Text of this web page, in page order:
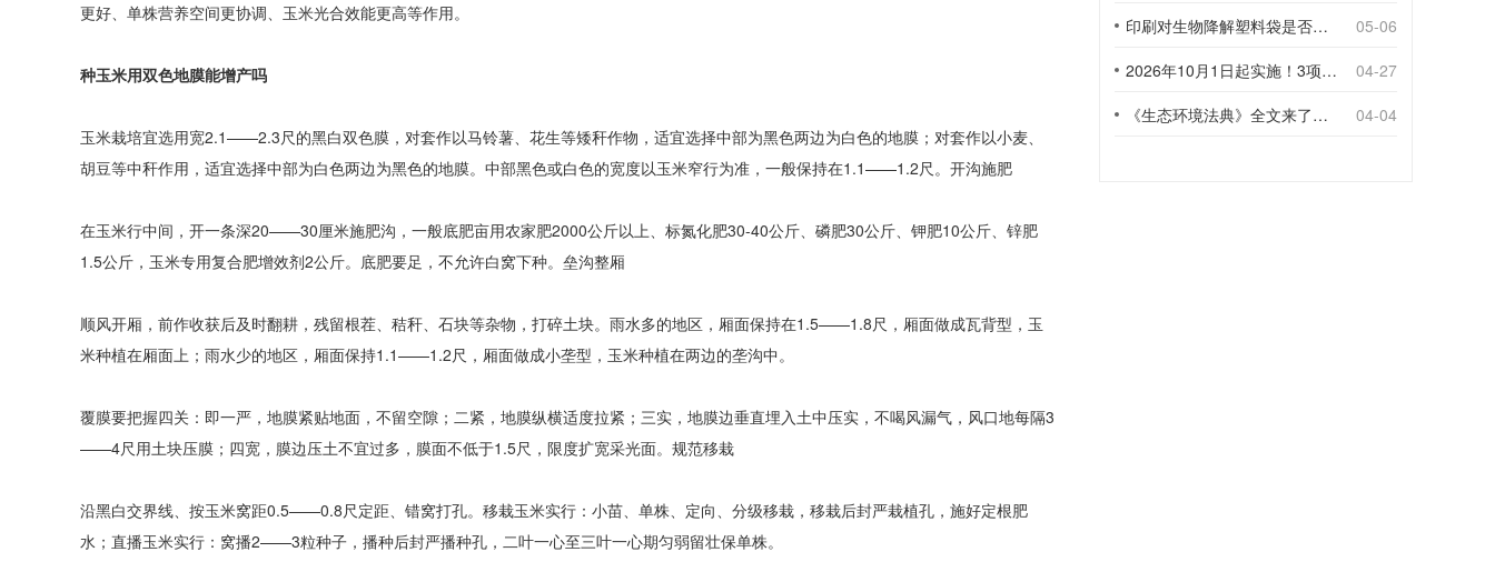
更好、单株营养空间更协调、玉米光合效能更高等作用。
种玉米用双色地膜能增产吗
玉米栽培宜选用宽2.1——2.3尺的黑白双色膜，对套作以马铃薯、花生等矮秆作物，适宜选择中部为黑色两边为白色的地膜；对套作以小麦、
胡豆等中秆作用，适宜选择中部为白色两边为黑色的地膜。中部黑色或白色的宽度以玉米窄行为准，一般保持在1.1——1.2尺。开沟施肥
在玉米行中间，开一条深20——30厘米施肥沟，一般底肥亩用农家肥2000公斤以上、标氮化肥30-40公斤、磷肥30公斤、钾肥10公斤、锌肥
1.5公斤，玉米专用复合肥增效剂2公斤。底肥要足，不允许白窝下种。垒沟整厢
顺风开厢，前作收获后及时翻耕，残留根茬、秸秆、石块等杂物，打碎土块。雨水多的地区，厢面保持在1.5——1.8尺，厢面做成瓦背型，玉
米种植在厢面上；雨水少的地区，厢面保持1.1——1.2尺，厢面做成小垄型，玉米种植在两边的垄沟中。
覆膜要把握四关：即一严，地膜紧贴地面，不留空隙；二紧，地膜纵横适度拉紧；三实，地膜边垂直埋入土中压实，不喝风漏气，风口地每隔3
——4尺用土块压膜；四宽，膜边压土不宜过多，膜面不低于1.5尺，限度扩宽采光面。规范移栽
沿黑白交界线、按玉米窝距0.5——0.8尺定距、错窝打孔。移栽玉米实行：小苗、单株、定向、分级移栽，移栽后封严栽植孔，施好定根肥
水；直播玉米实行：窝播2——3粒种子，播种后封严播种孔，二叶一心至三叶一心期匀弱留壮保单株。
印刷对生物降解塑料袋是否构成影响？
05-06
2026年10月1日起实施！3项生物降解能力检测新国标
04-27
《生态环境法典》全文来了！降解材料、生物基应用与包装环保规范
04-04